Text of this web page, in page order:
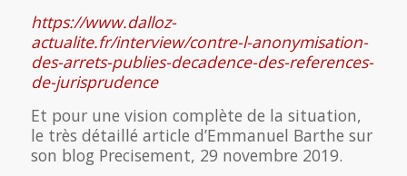
https://www.dalloz-
actualite.fr/interview/contre-l-anonymisation-
des-arrets-publies-decadence-des-references-
de-jurisprudence
Et pour une vision complète de la situation,
le très détaillé article d’Emmanuel Barthe sur
son blog Precisement, 29 novembre 2019.